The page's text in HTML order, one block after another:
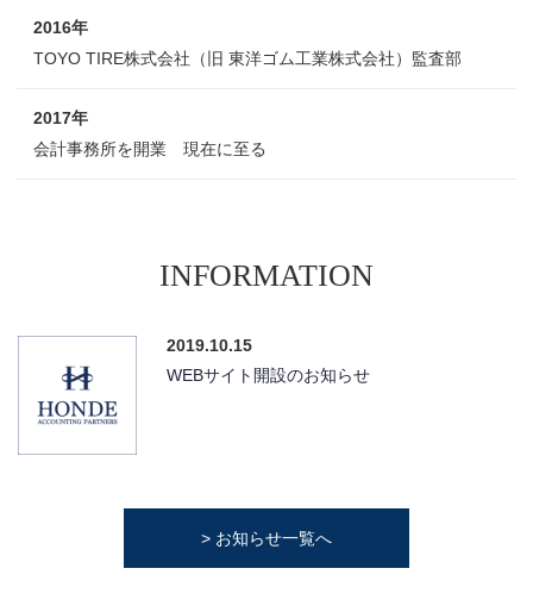
2016年
TOYO TIRE株式会社（旧 東洋ゴム工業株式会社）監査部
2017年
会計事務所を開業 現在に至る
INFORMATION
2019.10.15
WEBサイト開設のお知らせ
> お知らせ一覧へ